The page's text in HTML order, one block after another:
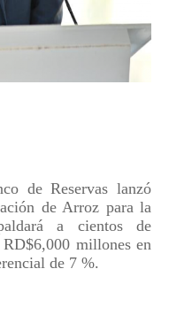
de Reservas lanzó
de Arroz para la
a cientos de
millones en
de 7 %.